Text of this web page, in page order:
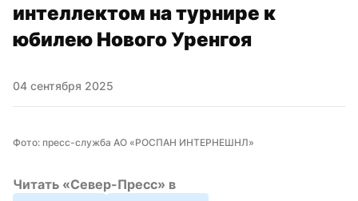
интеллектом на турнире к
юбилею Нового Уренгоя
04 сентября 2025
Фото: пресс-служба АО «РОСПАН ИНТЕРНЕШНЛ»
Читать «Север-Пресс» в